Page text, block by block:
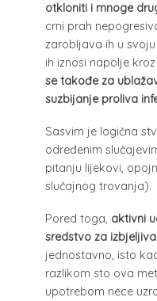
otkloniti i mnoge
crni prah
zarobljava ih u
ih iznosi napolje
se takođe za
suzbijanje proliva
Sasvim je logična
određenim
pitanju lijekovi,
slučajnog trovanja).
Pored toga, aktivni
sredstvo za
jednostavno, isto
razlikom sto ova
upotrebom nece